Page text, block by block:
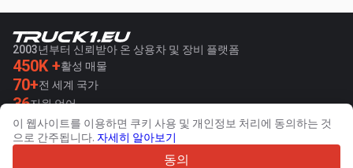
2003년부터 신뢰받아 온 상용차 및 장비 플랫폼
450K +활성 매물
70+전 세계 국가
36지원 언어
4.7/5
Trustpilot
이 웹사이트를 이용하면 쿠키 사용 및 개인정보 처리에 동의하는 것
으로 간주됩니다. 자세히 알아보기
동의